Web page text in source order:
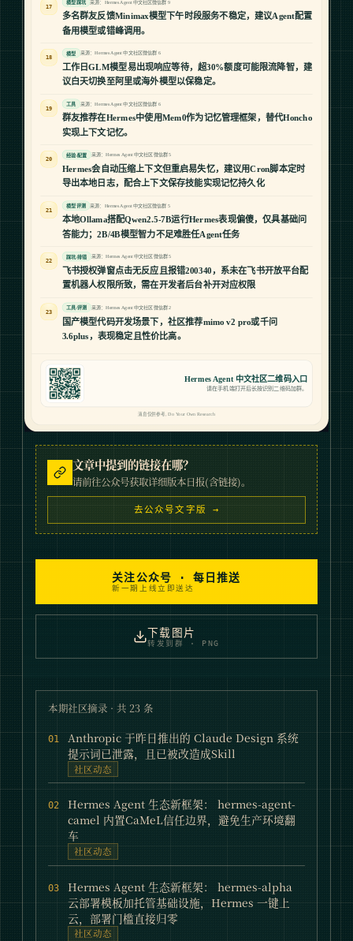
文章中提到的链接在哪？
请前往公众号获取详细版本日报(含链接)。
去公众号文字版 →
关注公众号 · 每日推送
新一期上线立即送达
下载图片
转发到群 · PNG
本期社区摘录 · 共 23 条
01
Anthropic 于昨日推出的 Claude Design 系统
提示词已泄露，且已被改造成Skill
社区动态
02
Hermes Agent 生态新框架： hermes-agent-
camel 内置CaMeL信任边界，避免生产环境翻
车
社区动态
03
Hermes Agent 生态新框架： hermes-alpha
云部署模板加托管基础设施，Hermes 一键上
云，部署门槛直接归零
社区动态